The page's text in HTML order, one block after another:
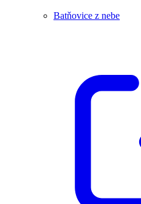
Batňovice z nebe